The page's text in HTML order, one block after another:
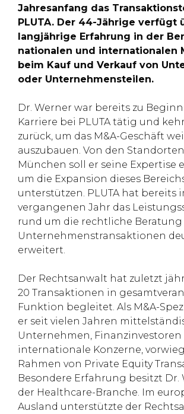
Jahresanfang das
PLUTA. Der 44-Jährige verfügt
langjährige Erfahrung in der
nationalen und internationalen
beim Kauf und Verkauf von
oder Unternehmensteilen.
Dr. Werner war bereits zu
Karriere bei PLUTA tätig und
zurück, um das M&A-Geschäft
auszubauen. Von den
München soll er seine Expertise
um die Expansion dieses
unterstützen. PLUTA hat bereits
vergangenen Jahr das
rund um die rechtliche Beratung
Unternehmenstransaktionen
erweitert.
Der Rechtsanwalt hat zuletzt
20 Transaktionen in
Funktion begleitet. Als M&A-
er seit vielen Jahren
Unternehmen, Finanzinvestoren
internationale Konzerne,
Rahmen von Private Equity
Besondere Erfahrung besitzt Dr.
der Healthcare-Branche. Im
Ausland unterstützte der